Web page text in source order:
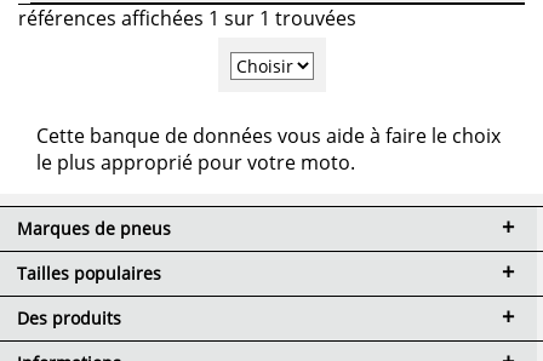
références affichées 1 sur 1 trouvées
Cette banque de données vous aide à faire le choix
le plus approprié pour votre moto.
Marques de pneus
Tailles populaires
Des produits